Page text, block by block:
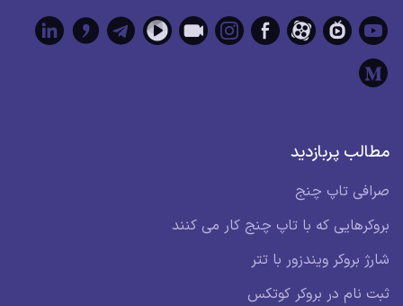
مطالب پربازدید
صرافی تاپ چنج
بروکرهایی که با تاپ چنج کار می کنند
شارژ بروکر ویندزور با تتر
ثبت نام در بروکر کوتکس